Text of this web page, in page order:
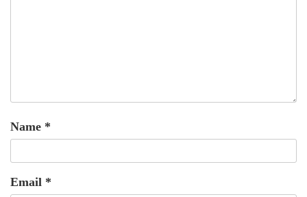
Name *
Email *